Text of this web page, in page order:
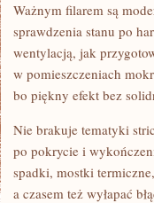
Ważnym filarem są
sprawdzenia stanu po
wentylacją, jak
w pomieszczeniach
bo piękny efekt bez
Nie brakuje tematyki
po pokrycie i
spadki, mostki
a czasem też wyłapać